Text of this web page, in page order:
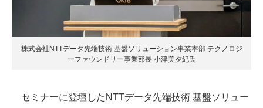
株式会社NTTデータ先端技術 基盤ソリューション事業本部 テクノロジ
ーファウンドリー事業部長 小津美夕紀氏
セミナーに登壇したNTTデータ先端技術 基盤ソリュー